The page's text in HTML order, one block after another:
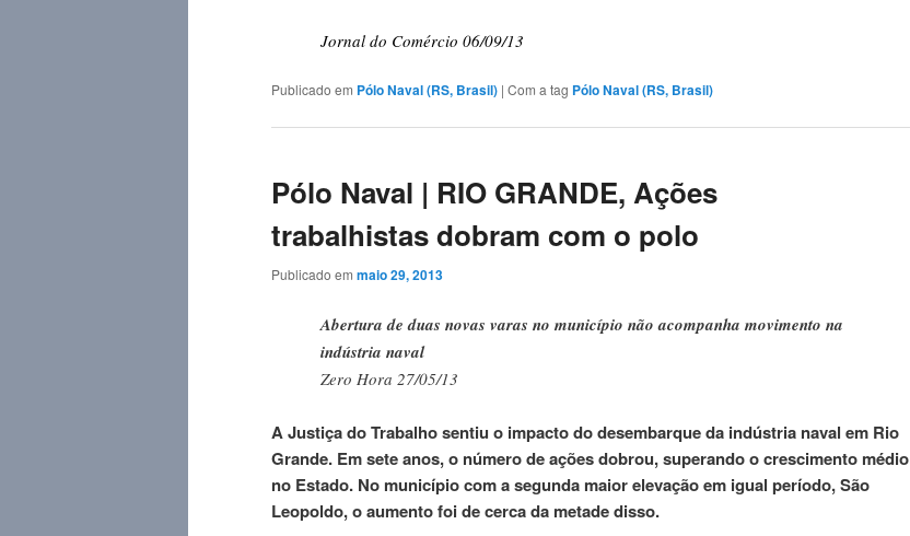
Jornal do Comércio 06/09/13
Publicado em Pólo Naval (RS, Brasil) | Com a tag Pólo Naval (RS, Brasil)
Pólo Naval | RIO GRANDE, Ações
trabalhistas dobram com o polo
Publicado em maio 29, 2013
Abertura de duas novas varas no município não acompanha movimento na
indústria naval
Zero Hora 27/05/13
A Justiça do Trabalho sentiu o impacto do desembarque da indústria naval em Rio
Grande. Em sete anos, o número de ações dobrou, superando o crescimento médio
no Estado. No município com a segunda maior elevação em igual período, São
Leopoldo, o aumento foi de cerca da metade disso.